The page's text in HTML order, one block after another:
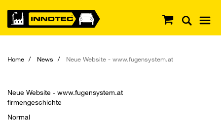
Home News Neue Website - www.fugensystem.at
Neue Website - www.fugensystem.at
firmengeschichte
Normal